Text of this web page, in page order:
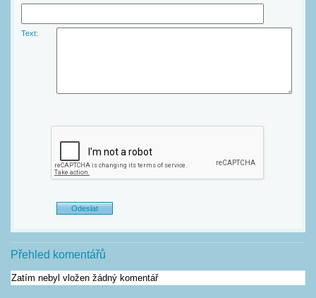
Text:
Přehled komentářů
Zatím nebyl vložen žádný komentář